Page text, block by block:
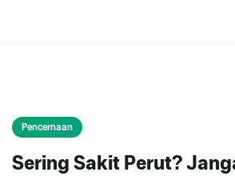
Pencernaan
Sering Sakit Perut?